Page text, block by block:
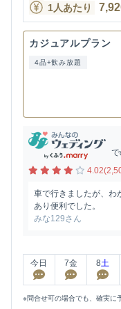
1人あたり
カジュアルプラン
4品+飲み放題
車で行きましたが、わ
あり便利でした。
みな129さん
今日 7金 8土
※問合せ可の場合でも、確実に